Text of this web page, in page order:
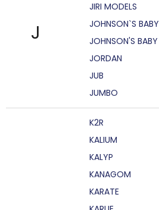
J
JIRI MODELS
JOHNSON`S BABY
JOHNSON'S BABY
JORDAN
JUB
JUMBO
K2R
KALIUM
KALYP
KANAGOM
KARATE